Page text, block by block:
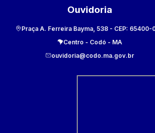
Ouvidoria
Praça A. Ferreira Bayma, 538 - CEP: 65400-
Centro - Codó - MA
ouvidoria@codo.ma.gov.br